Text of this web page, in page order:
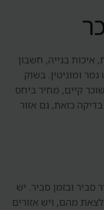
איכות בנייה, חשבון
ומוניטין. בשוק
קיים, מחיר ביחס
כזאת, גם אזור
סביר ובזמן סביר. יש
מהם, ויש אזורים